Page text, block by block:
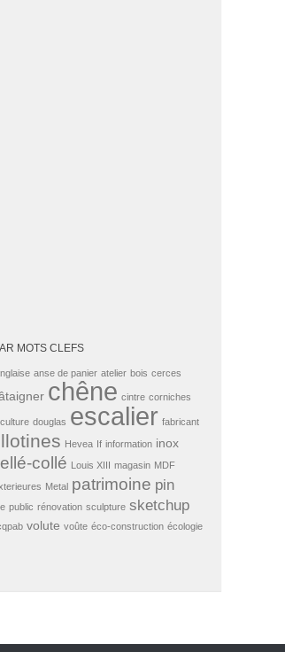
MOTS CLEFS
anse de panier atelier bois cerces
chêne cintre corniches
culture douglas escalier fabricant
Hevea If information inox
collé Louis XIII magasin MDF
Metal patrimoine pin
public rénovation sculpture sketchup
volute voûte éco-construction écologie